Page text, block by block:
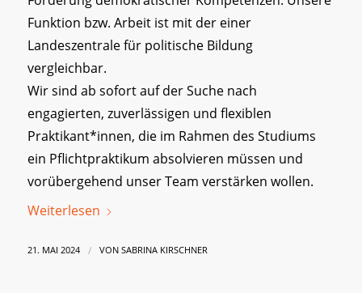
Funktion bzw. Arbeit ist mit der einer
Landeszentrale für politische Bildung
vergleichbar.
Wir sind ab sofort auf der Suche nach
engagierten, zuverlässigen und flexiblen
Praktikant*innen, die im Rahmen des Studiums
ein Pflichtpraktikum absolvieren müssen und
vorübergehend unser Team verstärken wollen.
Weiterlesen
21. MAI 2024 / VON SABRINA KIRSCHNER